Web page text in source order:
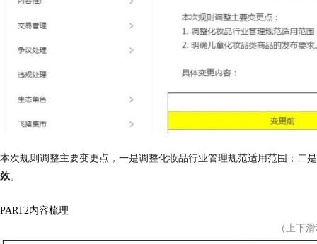
本次规则调整主要变更点，一是调整化妆品行业管理规范适用范围；二
效。
PART2内容梳理
（上下